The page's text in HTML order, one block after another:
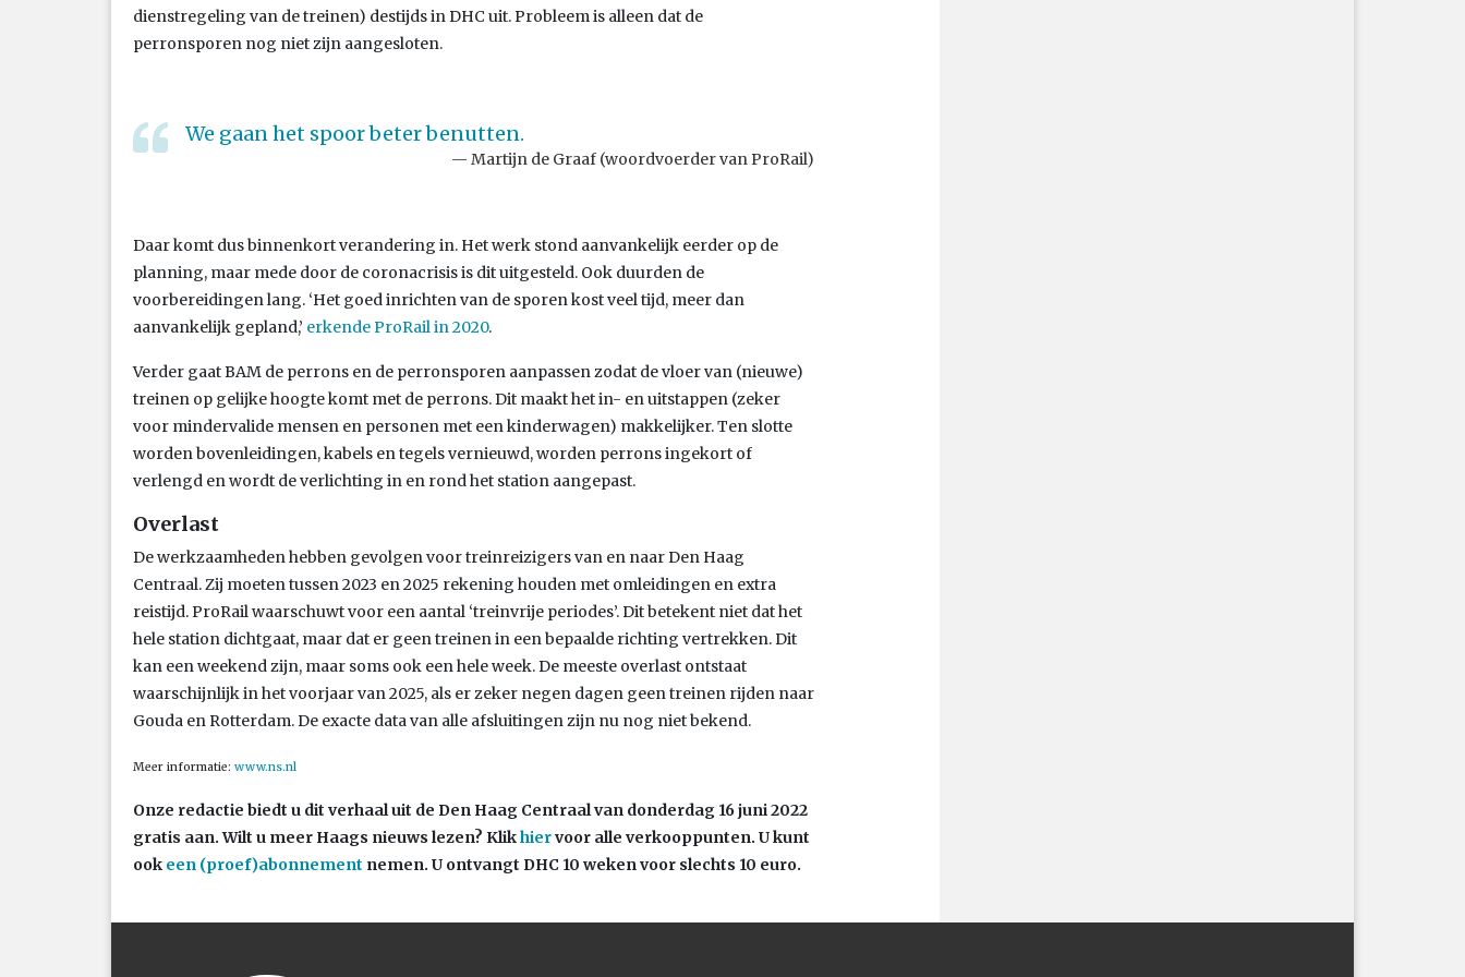
dienstregeling van de treinen) destijds in DHC uit. Probleem is alleen dat de
perronsporen nog niet zijn aangesloten.
We gaan het spoor beter benutten.
Martijn de Graaf (woordvoerder van ProRail)
Daar komt dus binnenkort verandering in. Het werk stond aanvankelijk eerder op de
planning, maar mede door de coronacrisis is dit uitgesteld. Ook duurden de
voorbereidingen lang. ‘Het goed inrichten van de sporen kost veel tijd, meer dan
aanvankelijk gepland,’ erkende ProRail in 2020.
Verder gaat BAM de perrons en de perronsporen aanpassen zodat de vloer van (nieuwe)
treinen op gelijke hoogte komt met de perrons. Dit maakt het in- en uitstappen (zeker
voor mindervalide mensen en personen met een kinderwagen) makkelijker. Ten slotte
worden bovenleidingen, kabels en tegels vernieuwd, worden perrons ingekort of
verlengd en wordt de verlichting in en rond het station aangepast.
Overlast
De werkzaamheden hebben gevolgen voor treinreizigers van en naar Den Haag
Centraal. Zij moeten tussen 2023 en 2025 rekening houden met omleidingen en extra
reistijd. ProRail waarschuwt voor een aantal ‘treinvrije periodes’. Dit betekent niet dat het
hele station dichtgaat, maar dat er geen treinen in een bepaalde richting vertrekken. Dit
kan een weekend zijn, maar soms ook een hele week. De meeste overlast ontstaat
waarschijnlijk in het voorjaar van 2025, als er zeker negen dagen geen treinen rijden naar
Gouda en Rotterdam. De exacte data van alle afsluitingen zijn nu nog niet bekend.
Meer informatie: www.ns.nl
Onze redactie biedt u dit verhaal uit de Den Haag Centraal van donderdag 16juni 2022
gratis aan. Wilt u meer Haags nieuws lezen? Klikhiervoor alle verkooppunten. U kunt
ook een (proef)abonnement nemen. U ontvangt DHC 10 weken voor slechts 10 euro.